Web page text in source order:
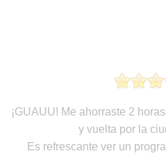
¡GUAUU! Me ahorraste 2
y vuelta por la
Es refrescante ver un